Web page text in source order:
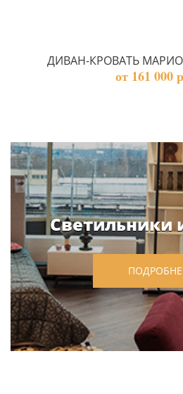
ДИВАН-КРОВАТЬ
от 161 000
Светильники